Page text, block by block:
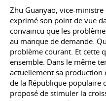
Zhu Guanyao, vice-ministre
exprimé son point de vue
convaincu que les
au manque de demande.
problème courant. Et cette
ensemble. Dans le même
actuellement sa production
de la République populaire
proposé de stimuler la